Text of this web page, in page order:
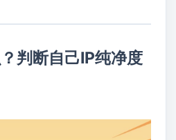
判断自己IP纯净度